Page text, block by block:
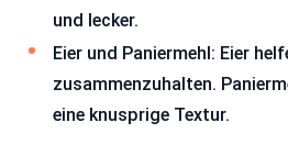
und lecker.
Eier und Paniermehl: Eier
zusammenzuhalten.
eine knusprige Textur.